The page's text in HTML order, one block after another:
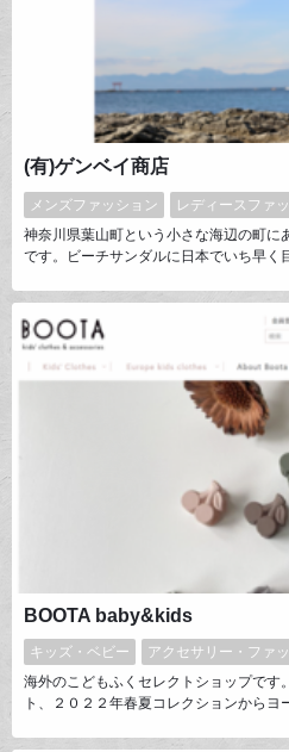
(有)ゲンベイ商店
メンズファッション レディースファ
神奈川県葉山町という小さな海辺の町に
です。ビーチサンダルに日本でいち早く
特徴的で、インパクトもあるかと思いま
為冬の売上が弱点でしたが、最近では冬
プ上で販売しており、少しずつ売上を伸
す。
BOOTA baby&kids
キッズ・ベビー アクセサリー・ファ
海外のこどもふくセレクトショップです
ト、２０２２年春夏コレクションから
たち自身も楽しんでもらえるようヘアア